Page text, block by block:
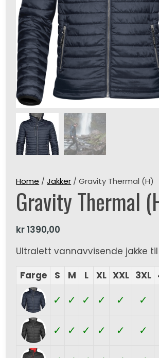
Home /Jakker / Gravity Thermal (H)
Gravity Thermal
kr1390,00
Ultralett vannavvisende jakke
Farge
S M L XL XXL 3XL
✓ ✓ ✓ ✓ ✓ ✓
✓ ✓ ✓ ✓ ✓ ✓